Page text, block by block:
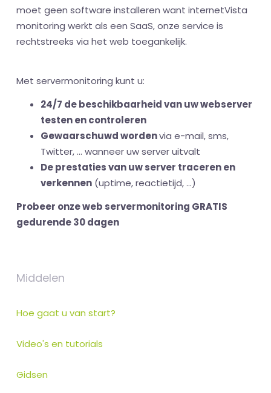
moet geen software installeren want internetVista
monitoring werkt als een SaaS, onze service is
rechtstreeks via het web toegankelijk.
Met servermonitoring kunt u:
24/7 de beschikbaarheid van uw webserver
testen en controleren
Gewaarschuwd wordenvia e-mail, sms,
Twitter, ... wanneer uw server uitvalt
De prestaties van uw server traceren en
verkennen (uptime, reactietijd, ...)
Probeer onze web servermonitoring GRATIS
gedurende 30 dagen
Middelen
Hoe gaat u van start?
Video's en tutorials
Gidsen